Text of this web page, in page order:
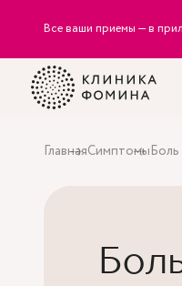
Все ваши приемы — в
ГлавнаяСимптомы